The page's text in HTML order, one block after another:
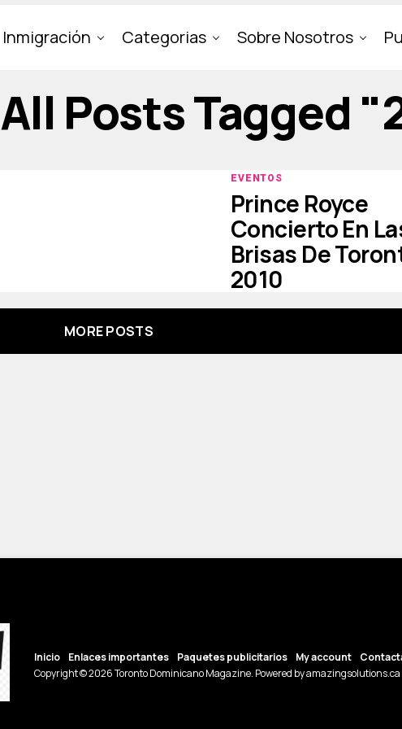
Inmigración Categorias Sobre Nosotros
All Posts Tagged
EVENTOS
Prince Royce
Concierto En
Brisas De
2010
MORE POSTS
Inicio Enlaces importantes Paquetes publicitarios My account
Copyright © 2026 Toronto Dominicano Magazine. Powered by amazingsolutions.ca